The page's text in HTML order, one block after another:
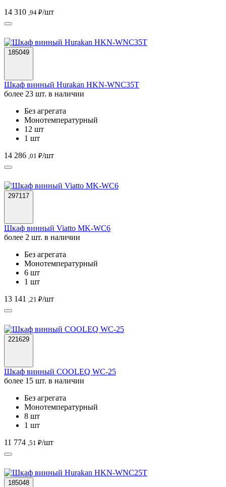
14 310 ,94 ₽/шт
185049
Шкаф винный Hurakan HKN-WNC35T
более 23 шт. в наличии
Без агрегата
Монотемпературный
12 шт
1 шт
14 286 ,01 ₽/шт
297117
Шкаф винный Viatto MK-WC6
более 2 шт. в наличии
Без агрегата
Монотемпературный
6 шт
1 шт
13 141
,21 ₽/шт
221629
Шкаф винный COOLEQ WC-25
более 15 шт. в наличии
Без агрегата
Монотемпературный
8 шт
1 шт
11 774 ,51 ₽/шт
185048